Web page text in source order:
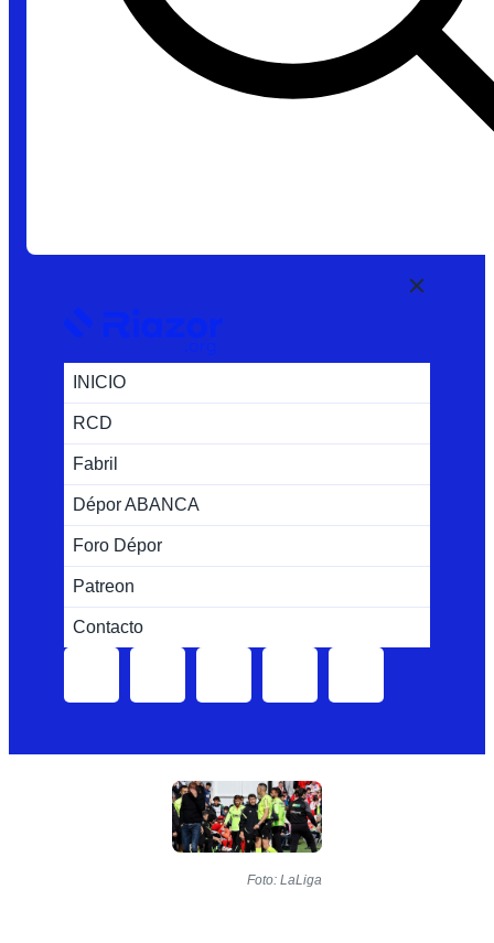
INICIO
RCD
Fabril
Dépor ABANCA
Foro Dépor
Patreon
Contacto
Foto: LaLiga